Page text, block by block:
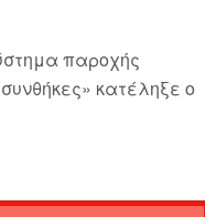
παροχής
κατέληξε ο